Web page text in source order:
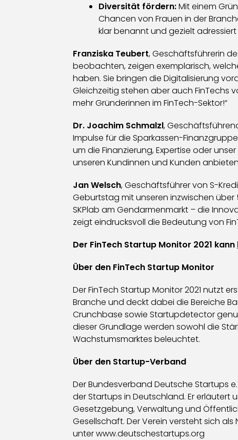
Diversität fördern:Mit einem
Chancen von Frauen in der
klar benannt und gezielt
Franziska Teubert, Geschäftsführerin
beobachten, zeigen exemplarisch,
haben. Sie bringen die Digitalisierung
Gleichzeitig stehen aber auch FinTechs
mehr Gründerinnen im FinTech-Sektor!“
Dr. Joachim Schmalzl,
Impulse für die Sparkassen-
um die Finanzierung, Expertise oder
unseren Kundinnen und Kunden
Jan Welsch, Geschäftsführer von S-
Geburtstag mit unseren inzwischen über
SKPlab am Gendarmenmarkt – die
zeigt eindrucksvoll die Bedeutung von
Der FinTech Startup Monitor 2021 kann
Über den FinTech Startup Monitor
Der FinTech Startup Monitor 2021 nutzt
Branche und deckt dabei die Bereiche
Crunchbase sowie Startupdetector
dieser Grundlage werden sowohl die
Wachstumsmarktes beleuchtet.
Über den Startup-Verband
Der Bundesverband Deutsche Startups
der Startups in Deutschland. Er
Gesetzgebung, Verwaltung und
Gesellschaft. Der Verein versteht sich
unter www.deutschestartups.org